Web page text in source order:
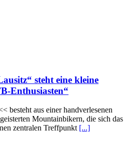
steht eine kleine
Enthusiasten“
besteht aus einer handverlesenen
Mountainbikern, die sich das
zentralen Treffpunkt [...]